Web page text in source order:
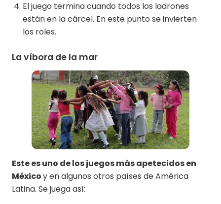
El juego termina cuando todos los ladrones
están en la cárcel. En este punto se invierten
los roles.
La víbora de la mar
Este es uno de los juegos más apetecidos en
Méxicoy en algunos otros países de América
Latina. Se juega así: